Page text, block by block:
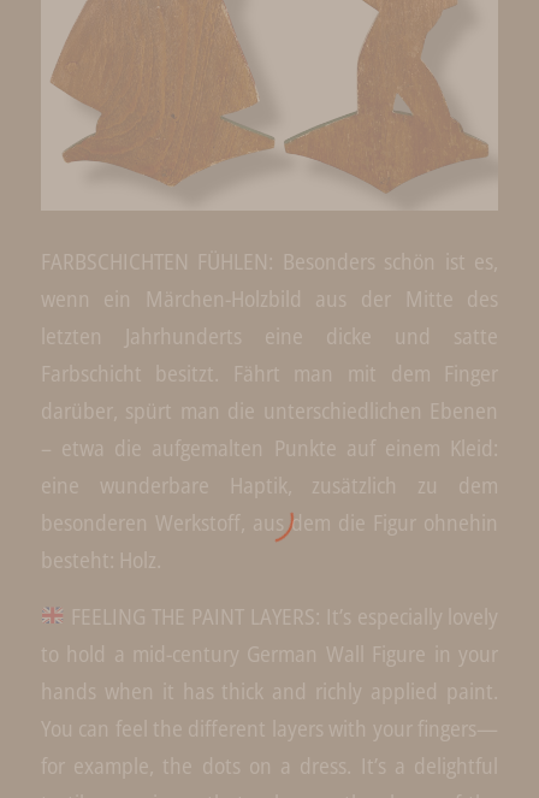
FARBSCHICHTEN FÜHLEN: Besonders schön ist es,
wenn ein Märchen-Holzbild aus der Mitte des
letzten Jahrhunderts eine dicke und satte
Farbschicht besitzt. Fährt man mit dem Finger
darüber, spürt man die unterschiedlichen Ebenen
– etwa die aufgemalten Punkte auf einem Kleid:
eine wunderbare Haptik, zusätzlich zu dem
besonderen Werkstoff, aus dem die Figur ohnehin
besteht: Holz.
FEELING THE PAINT LAYERS: It’s especially lovely
to hold a mid-century German Wall Figure in your
hands when it has thick and richly applied paint.
You can feel the different layers with your fingers—
for example, the dots on a dress. It’s a delightful